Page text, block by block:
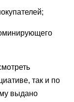
так и по
выдано